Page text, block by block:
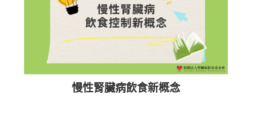
慢性腎臟病飲食新概念